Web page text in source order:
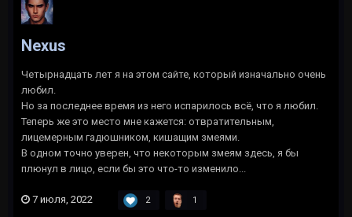
Nexus
Четырнадцать лет я на этом сайте, который изначально очень
любил.
Но за последнее время из него испарилось всё, что я любил.
Теперь же это место мне кажется: отвратительным,
лицемерным гадюшником, кишащим змеями.
В одном точно уверен, что некоторым змеям здесь, я бы
плюнул в лицо, если бы это что-то изменило...
7 июля, 2022 2 1